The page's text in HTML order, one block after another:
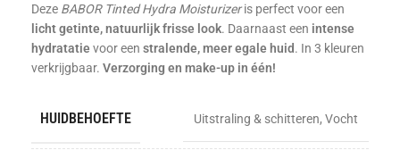
Deze BABOR Tinted Hydra Moisturizeris perfect voor een
licht getinte, natuurlijk frisse look. Daarnaast een intense
hydratatie voor een stralende, meer egale huid. In 3 kleuren
verkrijgbaar. Verzorging en make-up in één!
HUIDBEHOEFTE Uitstraling & schitteren, Vocht